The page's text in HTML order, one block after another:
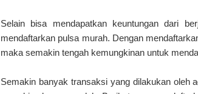
Selain bisa mendapatkan keuntungan dari
mendaftarkan pulsa murah. Dengan
maka semakin tengah kemungkinan untuk
Semakin banyak transaksi yang dilakukan oleh